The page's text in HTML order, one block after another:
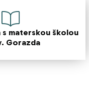
s materskou školou
Gorazda